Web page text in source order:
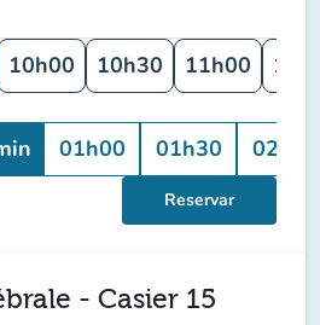
10h00 10h30 11h00
01h00 01h30 02h00
Reservar
- Casier 15